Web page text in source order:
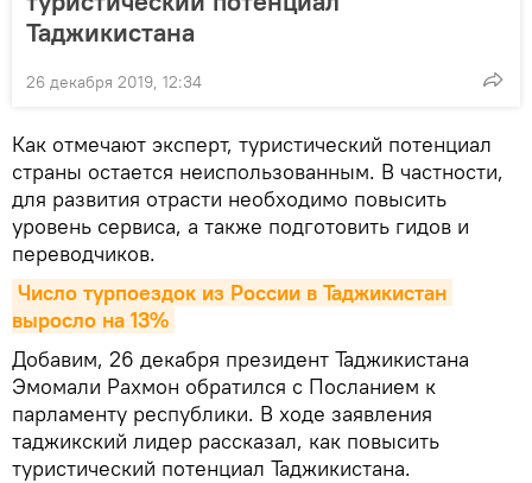
Таджикистана
26 декабря 2019, 12:34
Как отмечают эксперт, туристический потенциал
страны остается неиспользованным. В частности,
для развития отрасти необходимо повысить
уровень сервиса, а также подготовить гидов и
переводчиков.
Число турпоездок из России в Таджикистан
выросло на 13%
Добавим, 26 декабря президент Таджикистана
Эмомали Рахмон обратился с Посланием к
парламенту республики. В ходе заявления
таджикский лидер рассказал, как повысить
туристический потенциал Таджикистана.